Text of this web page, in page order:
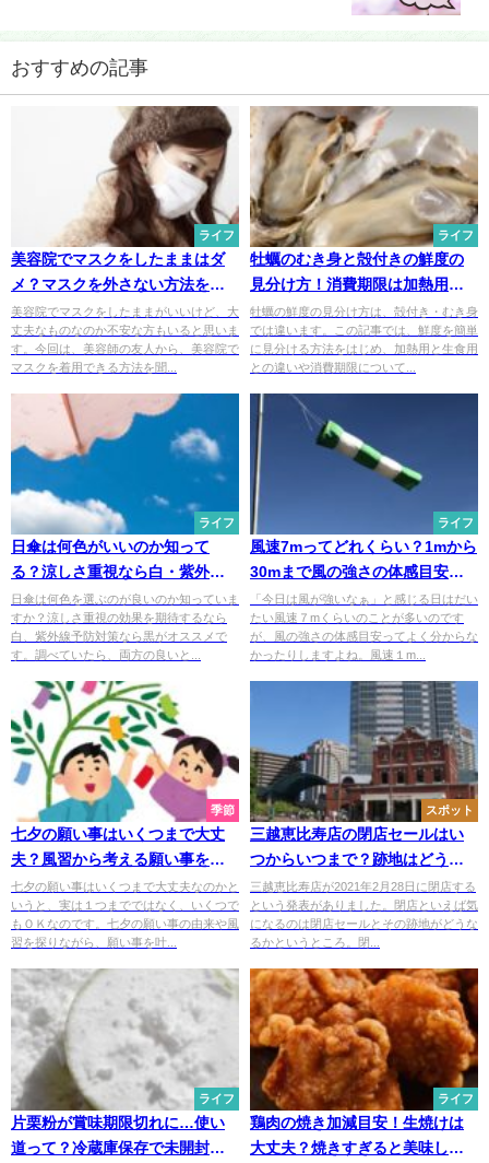
おすすめの記事
ライフ
美容院でマスクをしたままはダ
メ？マスクを外さない方法をお
教えします！
美容院でマスクをしたままがいいけど、大
丈夫なものなのか不安な方もいると思いま
す。今回は、美容師の友人から、美容院で
マスクを着用できる方法を聞...
ライフ
牡蠣のむき身と殻付きの鮮度の
見分け方！消費期限は加熱用と
生食用で違うもの？
牡蠣の鮮度の見分け方は、殻付き・むき身
では違います。この記事では、鮮度を簡単
に見分ける方法をはじめ、加熱用と生食用
との違いや消費期限について...
ライフ
日傘は何色がいいのか知って
る？涼しさ重視なら白・紫外線
対策なら黒
日傘は何色を選ぶのが良いのか知っていま
すか？涼しさ重視の効果を期待するなら
白、紫外線予防対策なら黒がオススメで
す。調べていたら、両方の良いと...
ライフ
風速7mってどれくらい？1mから
30mまで風の強さの体感目安を
わかりやすく解説
「今日は風が強いなぁ」と感じる日はだい
たい風速７mくらいのことが多いのです
が、風の強さの体感目安ってよく分からな
かったりしますよね。風速１m...
季節
七夕の願い事はいくつまで大丈
夫？風習から考える願い事を叶
える書き方
七夕の願い事はいくつまで大丈夫なのかと
いうと、実は１つまでではなく、いくつで
もＯＫなのです。七夕の願い事の由来や風
習を探りながら、願い事を叶...
スポット
三越恵比寿店の閉店セールはい
つからいつまで？跡地はどうな
るの？
三越恵比寿店が2021年2月28日に閉店する
という発表がありました。閉店といえば気
になるのは閉店セールとその跡地がどうな
るかというところ。閉...
ライフ
片栗粉が賞味期限切れに…使い
道って？冷蔵庫保存で未開封な
ライフ
鶏肉の焼き加減目安！生焼けは
大丈夫？焼きすぎると美味しく